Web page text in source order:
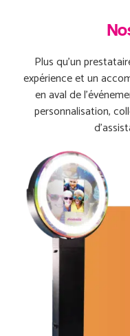
Plus qu’un
expérience et un
en aval de
personnalisation,